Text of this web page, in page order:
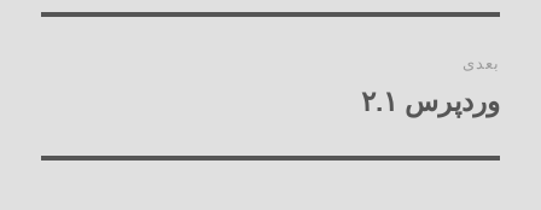
بعدی
نوشته
وردپرس ۲.۱